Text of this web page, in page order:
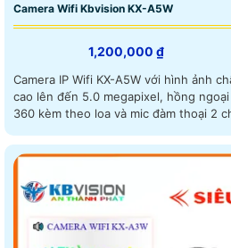
Camera Wifi Kbvision KX-A5W
1,200,000 ₫
Camera IP Wifi KX-A5W với hình ảnh
cao lên đến 5.0 megapixel, hồng
360 kèm theo loa và mic đàm thoại 2